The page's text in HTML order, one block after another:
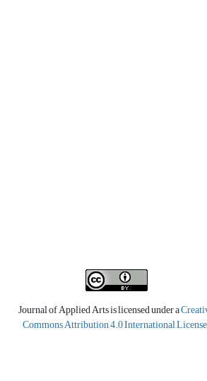
Journal of Applied Arts is licensed under a
Commons Attribution 4.0 International License